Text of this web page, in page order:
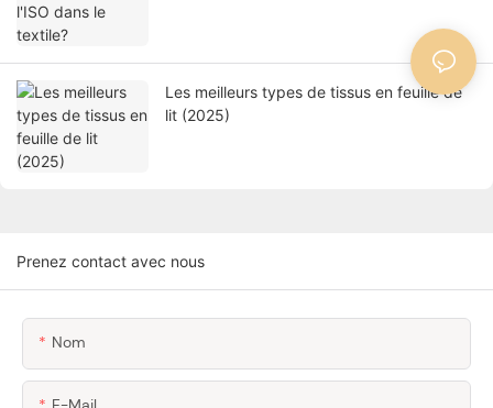
Les meilleurs types de tissus en feuille de
lit (2025)
Prenez contact avec nous
Nom